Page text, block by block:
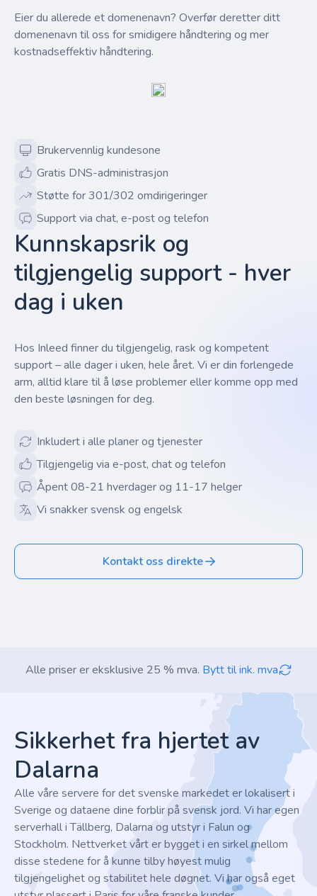
Eier du allerede et domenenavn? Overfør deretter ditt
domenenavn til oss for smidigere håndtering og mer
kostnadseffektiv håndtering.
Brukervennlig kundesone
Gratis DNS-administrasjon
Støtte for 301/302 omdirigeringer
Support via chat, e-post og telefon
Kunnskapsrik og
tilgjengelig support - hver
dag i uken
Hos Inleed finner du tilgjengelig, rask og kompetent
support – alle dager i uken, hele året. Vi er din forlengede
arm, alltid klare til å løse problemer eller komme opp med
den beste løsningen for deg.
Inkludert i alle planer og tjenester
Tilgjengelig via e-post, chat og telefon
Åpent 08-21 hverdager og 11-17 helger
Vi snakker svensk og engelsk
Kontakt oss direkte
Alle priser er eksklusive 25 % mva. Bytt til ink. mva
Sikkerhet fra hjertet av
Dalarna
Alle våre servere for det svenske markedet er lokalisert i
Sverige og dataene dine forblir på svensk jord. Vi har egen
serverhall i Tällberg, Dalarna og utstyr i Falun og
Stockholm. Nettverket vårt er bygget i en sirkel mellom
disse stedene for å kunne tilby høyest mulig
tilgjengelighet og stabilitet hele døgnet. Vi har også eget